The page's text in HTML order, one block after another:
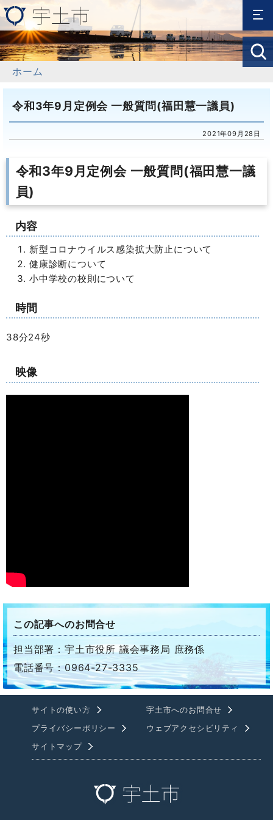
ホーム
令和3年9月定例会 一般質問(福田慧一議員)
2021年09月28日
令和3年9月定例会 一般質問(福田慧一議
員)
内容
新型コロナウイルス感染拡大防止について
健康診断について
小中学校の校則について
時間
38分24秒
映像
この記事へのお問合せ
担当部署：宇土市役所 議会事務局 庶務係
電話番号：0964-27-3335
サイトの使い方
宇土市へのお問合せ
プライバシーポリシー
ウェブアクセシビリティ
サイトマップ